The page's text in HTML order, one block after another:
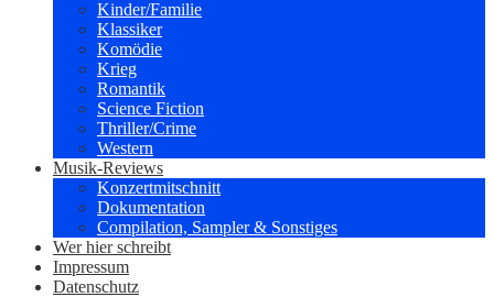
Kinder/Familie
Klassiker
Komödie
Krieg
Romantik
Science Fiction
Thriller/Crime
Western
Musik-Reviews
Konzertmitschnitt
Dokumentation
Compilation, Sampler & Sonstiges
Wer hier schreibt
Impressum
Datenschutz